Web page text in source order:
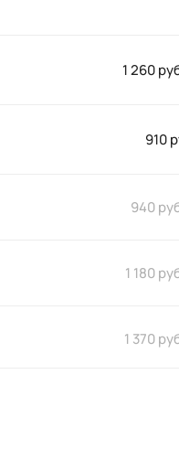
1 260
910
940
1 180
1 370